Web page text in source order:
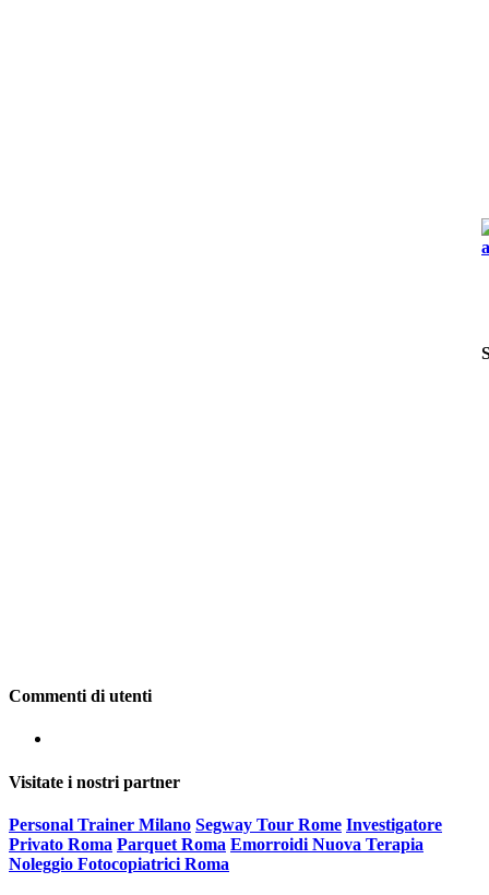
Commenti di utenti
Visitate i nostri partner
Personal Trainer Milano Segway Tour Rome Investigatore
Privato Roma Parquet Roma Emorroidi Nuova Terapia
Noleggio Fotocopiatrici Roma